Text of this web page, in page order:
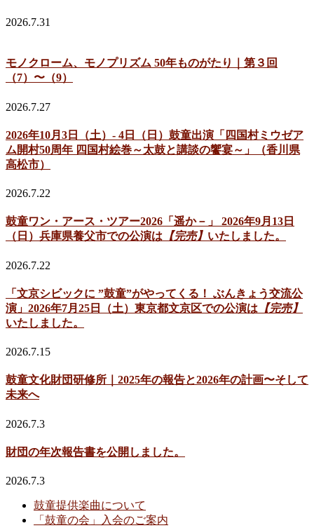
2026.7.31
モノクローム、モノプリズム 50年ものがたり｜第３回
（7）〜（9）
2026.7.27
2026年10月3日（土）- 4日（日）鼓童出演「四国村ミウゼア
ム開村50周年 四国村絵巻～太鼓と講談の饗宴～」（香川県
高松市）
2026.7.22
鼓童ワン・アース・ツアー2026「遥か－」 2026年9月13日
（日）兵庫県養父市での公演は 【完売】 いたしました。
2026.7.22
「文京シビックに ”鼓童”がやってくる！ ぶんきょう交流公
演」2026年7月25日（土）東京都文京区での公演は 【完売】
いたしました。
2026.7.15
鼓童文化財団研修所｜2025年の報告と2026年の計画〜そして
未来へ
2026.7.3
財団の年次報告書を公開しました。
2026.7.3
鼓童提供楽曲について
「鼓童の会」入会のご案内